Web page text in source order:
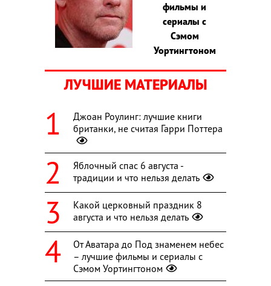
фильмы и
сериалы с
Сэмом
Уортингтоном
ЛУЧШИЕ МАТЕРИАЛЫ
Джоан Роулинг: лучшие книги
британки, не считая Гарри Поттера
Яблочный спас 6 августа -
традиции и что нельзя делать
Какой церковный праздник 8
августа и что нельзя делать
От Аватара до Под знаменем небес
– лучшие фильмы и сериалы с
Сэмом Уортингтоном